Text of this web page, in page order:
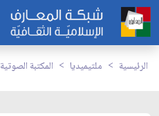
الرئيسية ملتيميديا المكتبة الصوتية